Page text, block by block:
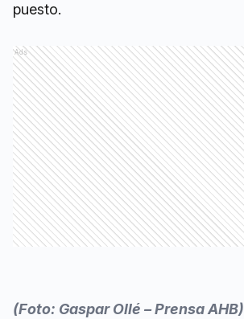
puesto.
Ads
(Foto: Gaspar Ollé – Prensa AHB)